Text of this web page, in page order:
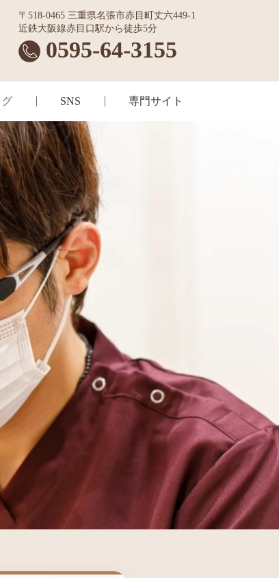
〒518-0465 三重県名張市赤目町丈六449-1
近鉄大阪線赤目口駅から徒歩5分
0595-64-3155
SNS 専門サイト